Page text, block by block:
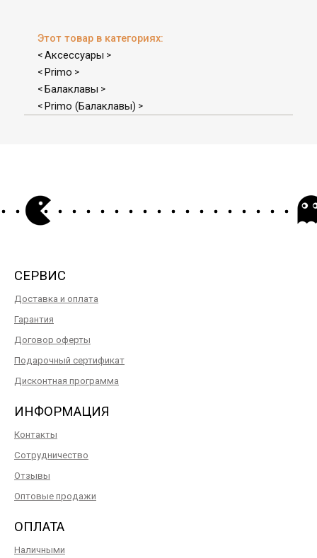
Этот товар в категориях:
< Аксессуары >
< Primo >
< Балаклавы >
< Primo (Балаклавы) >
СЕРВИС
Доставка и оплата
Гарантия
Договор оферты
Подарочный сертификат
Дисконтная программа
ИНФОРМАЦИЯ
Контакты
Сотрудничество
Отзывы
Оптовые продажи
ОПЛАТА
Наличными